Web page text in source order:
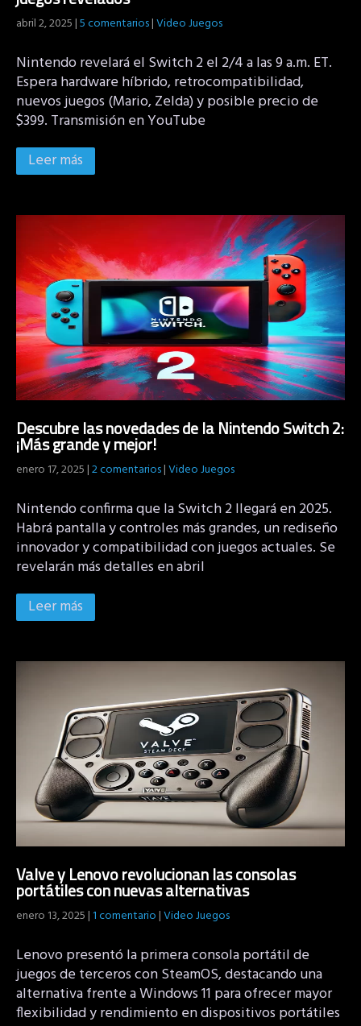
abril 2, 2025|5 comentarios|Video Juegos
Nintendo revelará el Switch 2 el 2/4 a las 9 a.m. ET.
Espera hardware híbrido, retrocompatibilidad,
nuevos juegos (Mario, Zelda) y posible precio de
$399. Transmisión en YouTube
Leer más
Descubre las novedades de la Nintendo Switch 2:
¡Más grande y mejor!
enero 17, 2025|2 comentarios|Video Juegos
Nintendo confirma que la Switch 2 llegará en 2025.
Habrá pantalla y controles más grandes, un rediseño
innovador y compatibilidad con juegos actuales. Se
revelarán más detalles en abril
Leer más
Valve y Lenovo revolucionan las consolas
portátiles con nuevas alternativas
enero 13, 2025|1 comentario|Video Juegos
Lenovo presentó la primera consola portátil de
juegos de terceros con SteamOS, destacando una
alternativa frente a Windows 11 para ofrecer mayor
flexibilidad y rendimiento en dispositivos portátiles